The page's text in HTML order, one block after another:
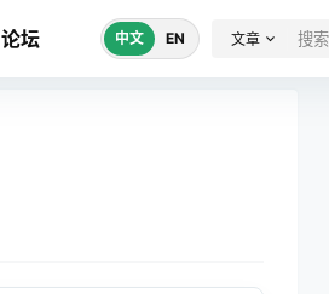
论坛 中文 EN 文章